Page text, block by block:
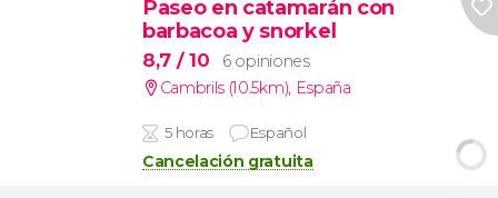
Paseo en catamarán con
barbacoa y snorkel
8,7 / 10
6 opiniones
Cambrils (10.5km), España
5 horas Español
Cancelación gratuita